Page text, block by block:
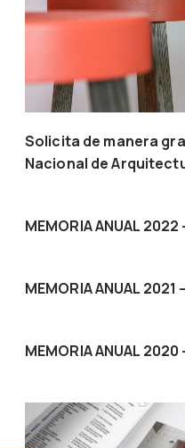
Solicita de manera
Nacional de
MEMORIA ANUAL 2022
MEMORIA ANUAL 2021
MEMORIA ANUAL 2020